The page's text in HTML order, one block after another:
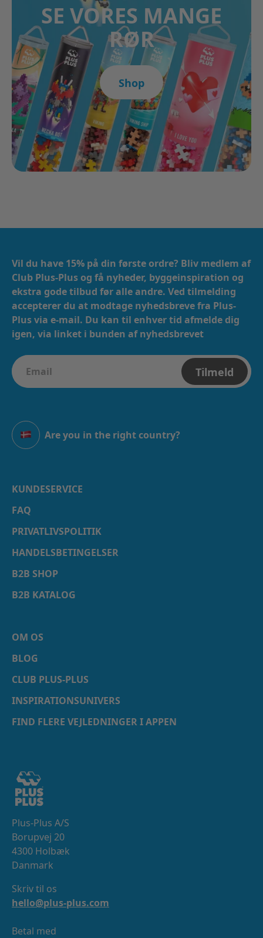
SE VORES MANGE
RØR
Shop
Plus-Plus A/S
Borupvej 20
4300 Holbæk
Danmark
Skriv til os
hello@plus-plus.com
Betal med
KUNDESERVICE
FAQ
PRIVATLIVSPOLITIK
HANDELSBETINGELSER
B2B SHOP
B2B KATALOG
OM OS
BLOG
CLUB PLUS-PLUS
INSPIRATIONSUNIVERS
FIND FLERE VEJLEDNINGER I APPEN
Vil du have 15% på din første ordre? Bliv medlem af
Club Plus-Plus og få nyheder, byggeinspiration og
ekstra gode tilbud før alle andre. Ved tilmelding
accepterer du at modtage nyhedsbreve fra Plus-
Plus via e-mail. ​​ Du kan til enhver tid afmelde dig
igen, via linket i bunden af nyhedsbrevet
Tilmeld
Danmark
Are you in the right country?